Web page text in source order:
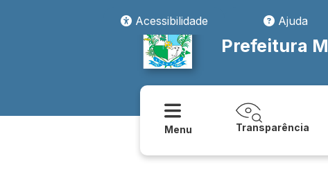
Acessibilidade
Ajuda
Prefeitura
Menu Transparência